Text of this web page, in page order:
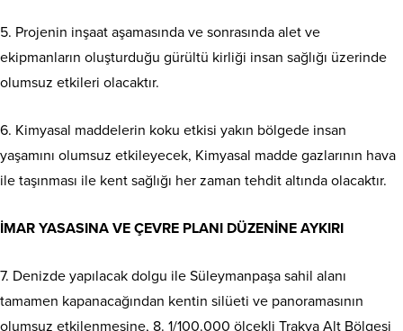
5. Projenin inşaat aşamasında ve sonrasında alet ve
ekipmanların oluşturduğu gürültü kirliği insan sağlığı üzerinde
olumsuz etkileri olacaktır.
6. Kimyasal maddelerin koku etkisi yakın bölgede insan
yaşamını olumsuz etkileyecek, Kimyasal madde gazlarının hava
ile taşınması ile kent sağlığı her zaman tehdit altında olacaktır.
İMAR YASASINA VE ÇEVRE PLANI DÜZENİNE AYKIRI
7. Denizde yapılacak dolgu ile Süleymanpaşa sahil alanı
tamamen kapanacağından kentin silüeti ve panoramasının
olumsuz etkilenmesine, 8. 1/100.000 ölçekli Trakya Alt Bölgesi